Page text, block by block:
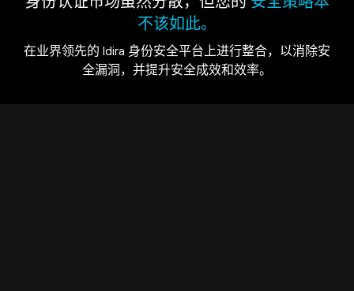
不该如此。
在业界领先的 Idira 身份安全平台上进行整合，以消除安
全漏洞，并提升安全成效和效率。